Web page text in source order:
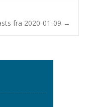
fra 2020-01-09 →